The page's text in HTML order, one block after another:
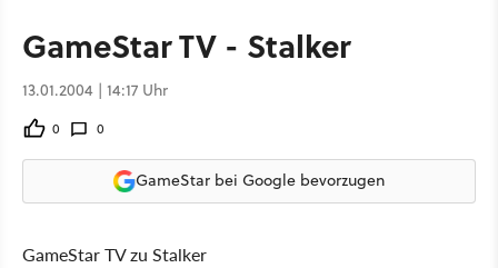
GameStar TV - Stalker
13.01.2004 | 14:17 Uhr
0 0
GameStar bei Google bevorzugen
GameStar TV zu Stalker